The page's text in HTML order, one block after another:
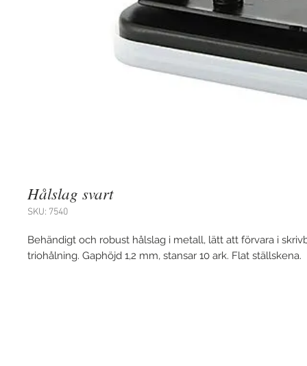
Hålslag svart
SKU: 7540
Behändigt och robust hålslag i metall, lätt att förvara i
triohålning. Gaphöjd 1,2 mm, stansar 10 ark. Flat ställskena.